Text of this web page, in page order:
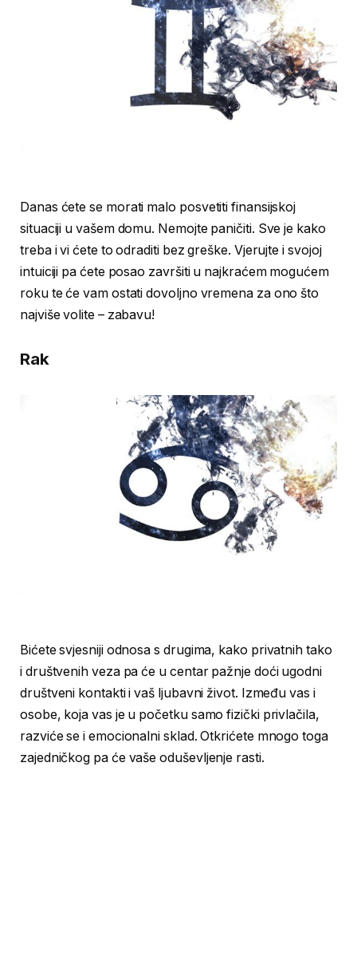
Danas ćete se morati malo posvetiti finansijskoj
situaciji u vašem domu. Nemojte paničiti. Sve je kako
treba i vi ćete to odraditi bez greške. Vjerujte i svojoj
intuiciji pa ćete posao završiti u najkraćem mogućem
roku te će vam ostati dovoljno vremena za ono što
najviše volite – zabavu!
Rak
Bićete svjesniji odnosa s drugima, kako privatnih tako
i društvenih veza pa će u centar pažnje doći ugodni
društveni kontakti i vaš ljubavni život. Između vas i
osobe, koja vas je u početku samo fizički privlačila,
razviće se i emocionalni sklad. Otkrićete mnogo toga
zajedničkog pa će vaše oduševljenje rasti.